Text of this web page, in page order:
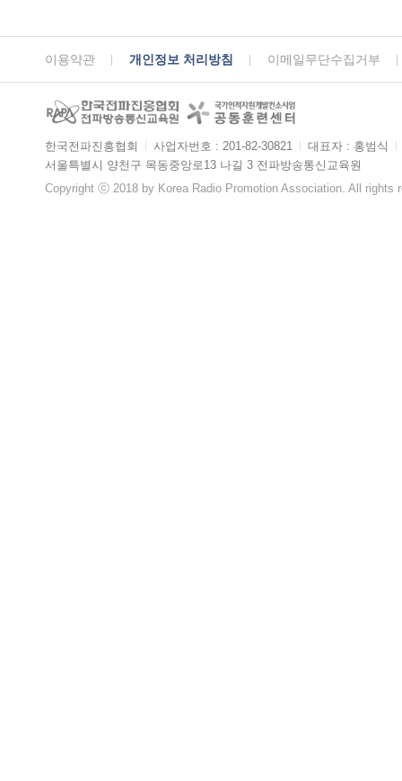
이용약관 개인정보 처리방침 이메일무단수집거부
한국전파진흥협회 사업자번호 : 201-82-30821 대표자 : 홍범식
서울특별시 양천구 목동중앙로13 나길 3 전파방송통신교육원
Copyright ⓒ 2018 by Korea Radio Promotion Association. All rights